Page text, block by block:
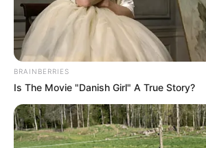
Alcaldía de Neiva
Dia sin carro Neiva
Por:Paula Andrea García Cerón
Abril 10, 2025
BRAINBERRIES
Is The Movie "Danish Girl" A True Story?